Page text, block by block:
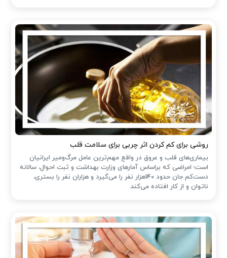
روشی برای کم کردن اثر چربی برای سلامت قلب
بیماری‌های قلب و عروق در واقع مهم‌ترین عامل مرگ‌ومیر ایرانیان
است؛ امراضی که براساس آمارهای وزارت بهداشت و ثبت احوال، سالانه
دست‌کم جان حدود 140هزار نفر را می‌گیرد و هزاران نفر را بستری،
ناتوان و از کار افتاده می‌کند.